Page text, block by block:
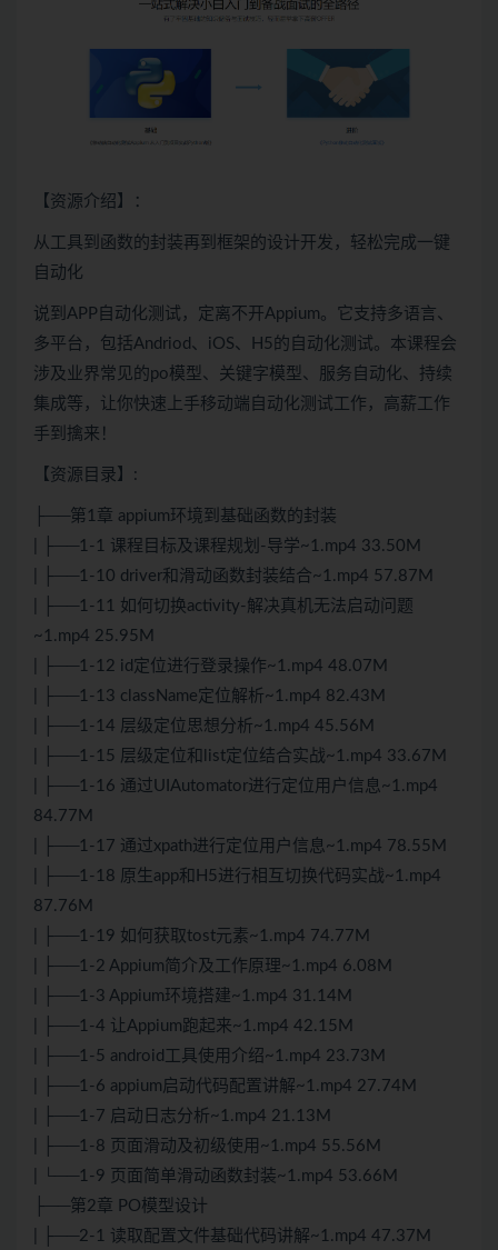
【资源介绍】：
从工具到函数的封装再到框架的设计开发，轻松完成一键
自动化
说到APP自动化测试，定离不开Appium。它支持多语言、
多平台，包括Andriod、iOS、H5的自动化测试。本课程会
涉及业界常见的po模型、关键字模型、服务自动化、持续
集成等，让你快速上手移动端自动化测试工作，高薪工作
手到擒来！
【资源目录】:
├──第1章 appium环境到基础函数的封装
| ├──1-1 课程目标及课程规划-导学~1.mp4 33.50M
| ├──1-10 driver和滑动函数封装结合~1.mp4 57.87M
| ├──1-11 如何切换activity-解决真机无法启动问题
~1.mp4 25.95M
| ├──1-12 id定位进行登录操作~1.mp4 48.07M
| ├──1-13 className定位解析~1.mp4 82.43M
| ├──1-14 层级定位思想分析~1.mp4 45.56M
| ├──1-15 层级定位和list定位结合实战~1.mp4 33.67M
| ├──1-16 通过UIAutomator进行定位用户信息~1.mp4
84.77M
| ├──1-17 通过xpath进行定位用户信息~1.mp4 78.55M
| ├──1-18 原生app和H5进行相互切换代码实战~1.mp4
87.76M
| ├──1-19 如何获取tost元素~1.mp4 74.77M
| ├──1-2 Appium简介及工作原理~1.mp4 6.08M
| ├──1-3 Appium环境搭建~1.mp4 31.14M
| ├──1-4 让Appium跑起来~1.mp4 42.15M
| ├──1-5 android工具使用介绍~1.mp4 23.73M
| ├──1-6 appium启动代码配置讲解~1.mp4 27.74M
| ├──1-7 启动日志分析~1.mp4 21.13M
| ├──1-8 页面滑动及初级使用~1.mp4 55.56M
| └──1-9 页面简单滑动函数封装~1.mp4 53.66M
├──第2章 PO模型设计
| ├──2-1 读取配置文件基础代码讲解~1.mp4 47.37M